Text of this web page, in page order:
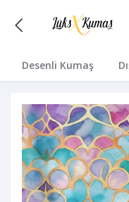
Desenli Kumaş